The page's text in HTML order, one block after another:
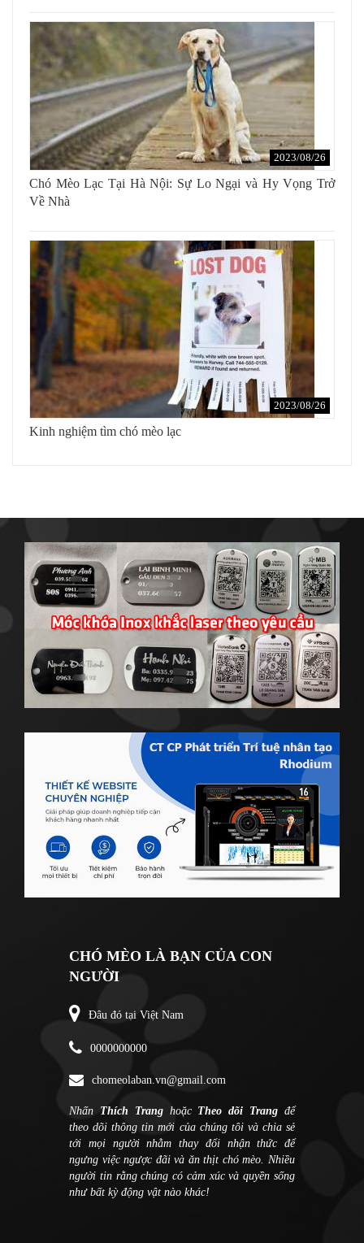
2023/08/26
Chó Mèo Lạc Tại Hà Nội: Sự Lo Ngại và Hy Vọng Trở
Về Nhà
2023/08/26
Kinh nghiệm tìm chó mèo lạc
CHÓ MÈO LÀ BẠN CỦA CON
NGƯỜI
Đâu đó tại Việt Nam
0000000000
chomeolaban.vn@gmail.com
Nhấn Thích Tranghoặc Theo dõi Trang để
theo dõi thông tin mới của chúng tôi và chia sẻ
tới mọi người nhằm thay đổi nhận thức để
ngưng việc ngược đãi và ăn thịt chó mèo. Nhiều
người tin rằng chúng có cảm xúc và quyền sống
như bất kỳ động vật nào khác!